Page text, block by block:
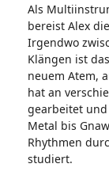
Als
bereist Alex
Irgendwo
Klängen ist
neuem Atem,
hat an
gearbeitet und
Metal bis
Rhythmen
studiert.